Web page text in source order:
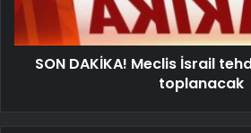
SON DAKİKA! Meclis İsrail
toplanacak